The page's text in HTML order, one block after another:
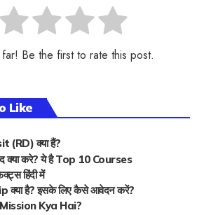
Be the first to rate this post.
Like
(RD) क्या हैं?
क्या करे? ये है Top 10 Courses
हिंदी में
क्या है? इसके लिए कैसे आवेदन करें?
Kya Hai?